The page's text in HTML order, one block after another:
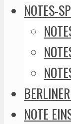
NOTES-
NOTE